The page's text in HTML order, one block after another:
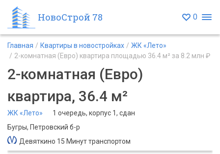
НовоСтрой 78 0
Главная Квартиры в новостройках
ЖК «Лето»
2-комнатная (Евро) квартира площадью 36.4 м² за 8.2 млн ₽
2-комнатная (Евро)
квартира, 36.4 м²
ЖК «Лето»
1 очередь, корпус 1, сдан
Бугры, Петровский б-р
Девяткино 15 Минут транспортом